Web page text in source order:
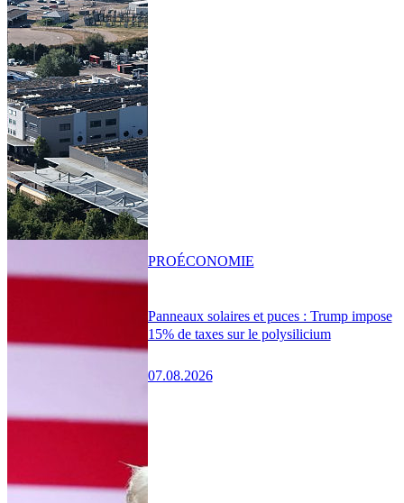
Panneaux solaires et puces : Trump impose
15% de taxes sur le polysilicium
07.08.2026
PROÉCONOMIE